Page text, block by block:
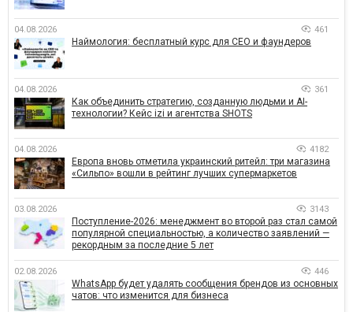
04.08.2026 461
Наймология: бесплатный курс для CEO и фаундеров
04.08.2026 361
Как объединить стратегию, созданную людьми и AI-
технологии? Кейс izi и агентства SHOTS
04.08.2026 4182
Европа вновь отметила украинский ритейл: три магазина
«Сильпо» вошли в рейтинг лучших супермаркетов
03.08.2026 3143
Поступление-2026: менеджмент во второй раз стал самой
популярной специальностью, а количество заявлений —
рекордным за последние 5 лет
02.08.2026 446
WhatsApp будет удалять сообщения брендов из основных
чатов: что изменится для бизнеса